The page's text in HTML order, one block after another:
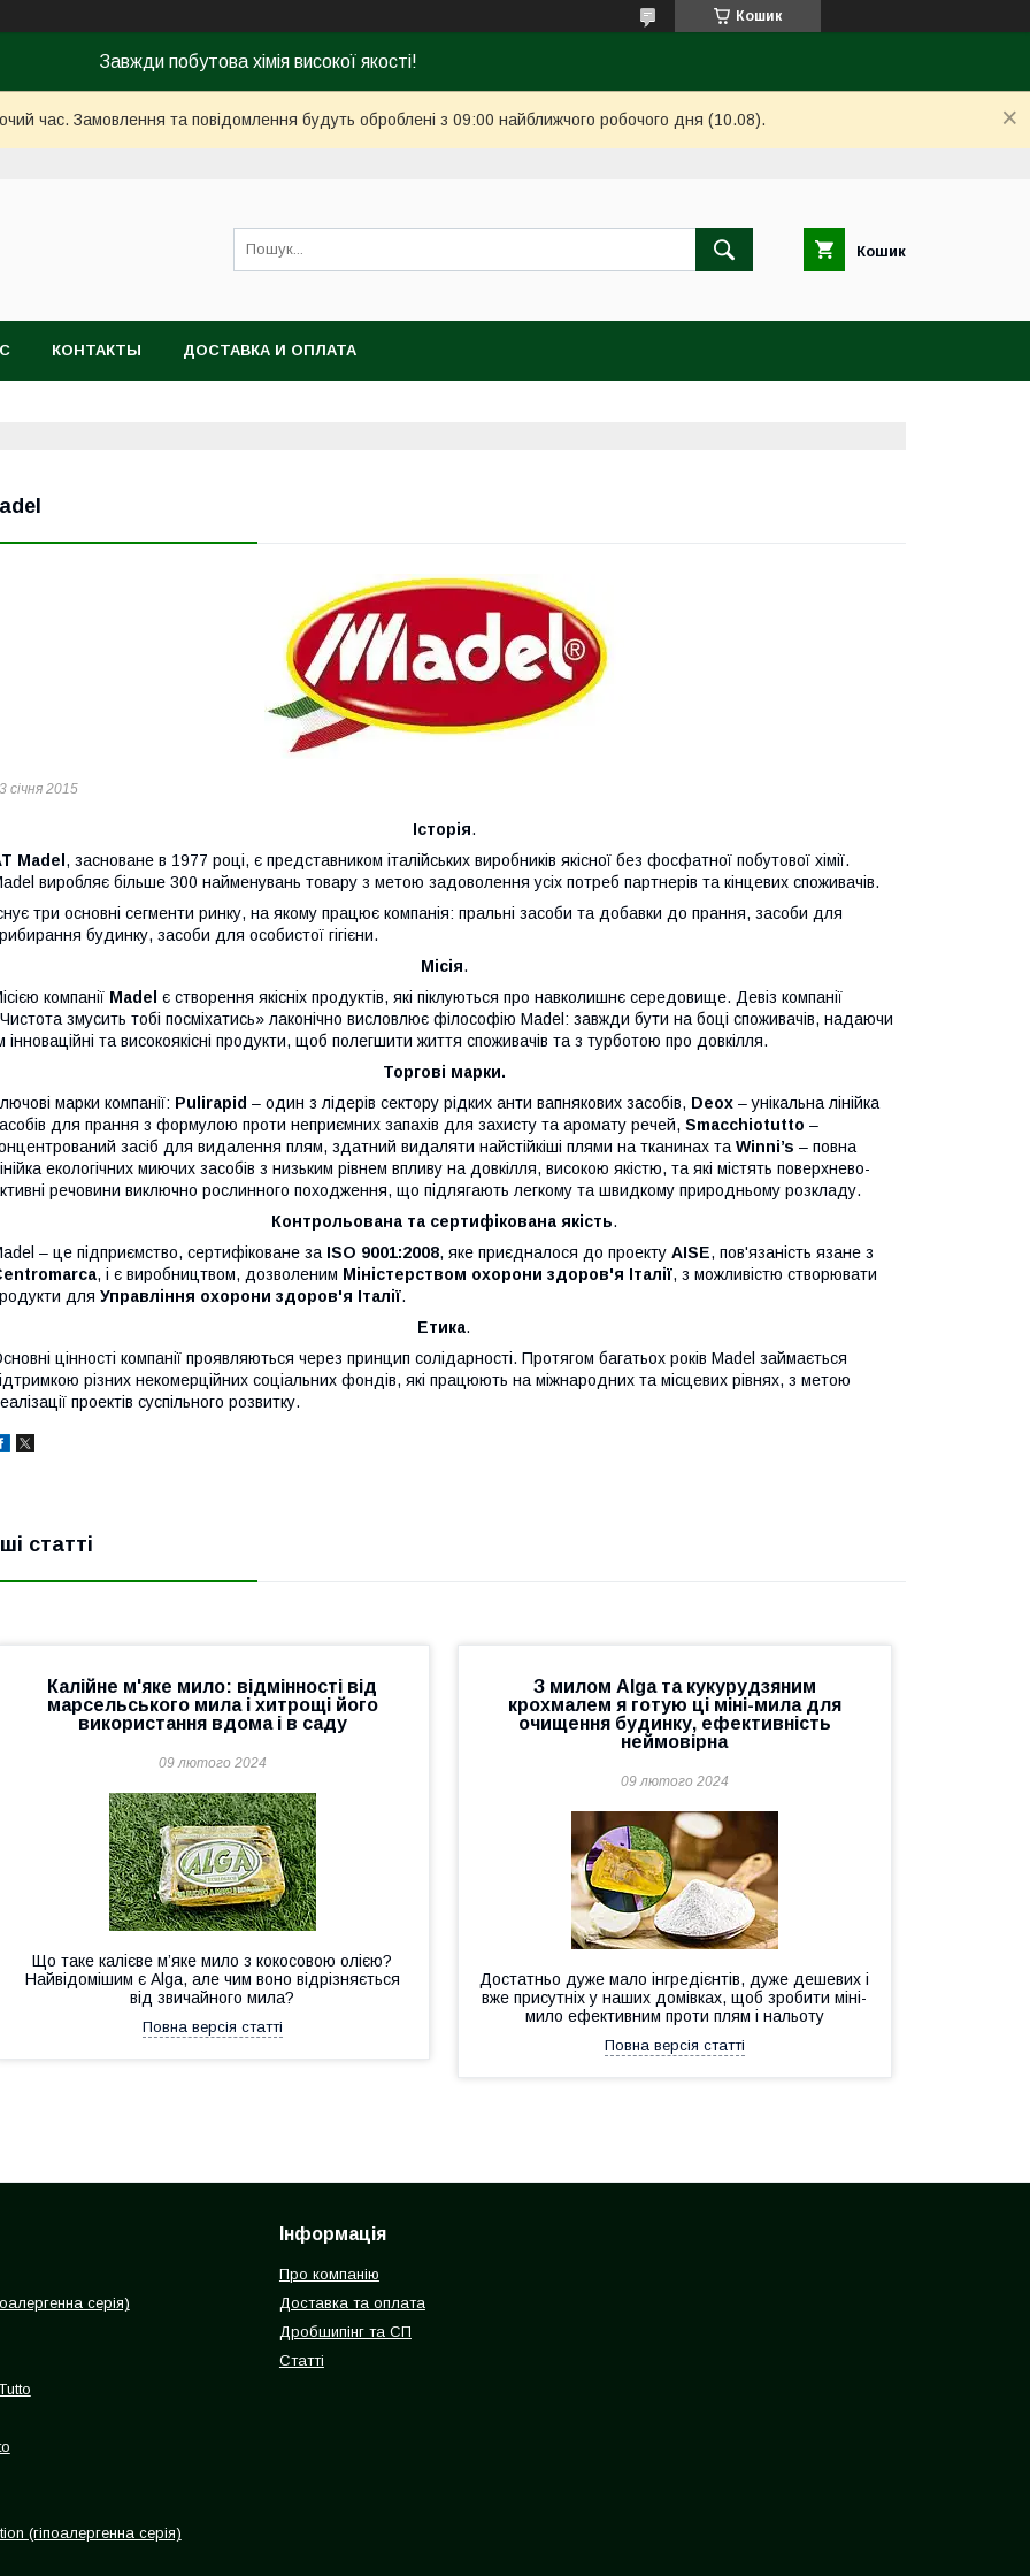
Кошик
Завжди побутова хімія високої якості!
час. Замовлення та повідомлення будуть оброблені з 09:00 найближчого робочого дня (10.08).
Кошик
КОНТАКТЫ ДОСТАВКА И ОПЛАТА
січня 2015
Історія.
Madel , засноване в 1977 році, є представником італійських виробників якісної без фосфатної побутової хімії.
виробляє більше 300 найменувань товару з метою задоволення усіх потреб партнерів та кінцевих споживачів.
три основні сегменти ринку, на якому працює компанія: пральні засоби та добавки до прання, засоби для
будинку, засоби для особистої гігієни.
Місія.
компанії Madel є створення якісніх продуктів, які піклуються про навколишнє середовище. Девіз компанії
змусить тобі посміхатись» лаконічно висловлює філософію Madel: завжди бути на боці споживачів, надаючи
інноваційні та високоякісні продукти, щоб полегшити життя споживачів та з турботою про довкілля.
Торгові марки.
марки компанії: Pulirapid – один з лідерів сектору рідких анти вапнякових засобів, Deox – унікальна лінійка
для прання з формулою проти неприємних запахів для захисту та аромату речей, Smacchiotutto –
засіб для видалення плям, здатний видаляти найстійкіші плями на тканинах та Winni’s – повна
екологічних миючих засобів з низьким рівнем впливу на довкілля, високою якістю, та які містять поверхнево-
речовини виключно рослинного походження, що підлягають легкому та швидкому природньому розкладу.
Контрольована та сертифікована якість.
– це підприємство, сертифіковане за ISO 9001:2008, яке приєдналося до проекту AISE, пов'язаність язане з
, і є виробництвом, дозволеним Міністерством охорони здоров'я Італії, з можливістю створювати
для Управління охорони здоров'я Італії.
Етика.
цінності компанії проявляються через принцип солідарності. Протягом багатьох років Madel займається
різних некомерційних соціальних фондів, які працюють на міжнародних та місцевих рівнях, з метою
проектів суспільного розвитку.
статті
Калійне м'яке мило: відмінності від
марсельського мила і хитрощі його
використання вдома і в саду
09 лютого 2024
Що таке калієве м’яке мило з кокосовою олією?
Найвідомішим є Alga, але чим воно відрізняється
від звичайного мила?
Повна версія статті
З милом Alga та кукурудзяним
крохмалем я готую ці міні-мила для
очищення будинку, ефективність
неймовірна
09 лютого 2024
Достатньо дуже мало інгредієнтів, дуже дешевих і
вже присутніх у наших домівках, щоб зробити міні-
мило ефективним проти плям і нальоту
Повна версія статті
серія)
(гіпоалергенна серія)
Інформація
Про компанію
Доставка та оплата
Дробшипінг та СП
Статті